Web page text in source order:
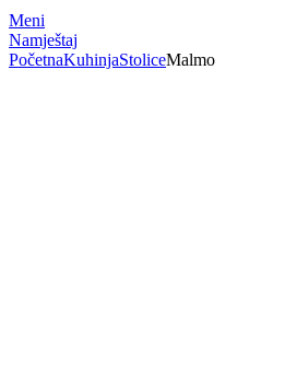
Meni
Namještaj
PočetnaKuhinjaStoliceMalmo